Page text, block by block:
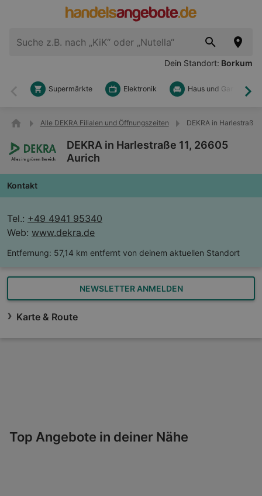
Dein Standort: Borkum
Zurück
Supermärkte Elektronik Haus und Garten
Alle DEKRA Filialen und Öffnungszeiten DEKRA in Harlestraße
DEKRA in Harlestraße 11, 26605
Aurich
Kontakt
Tel.: +49 4941 95340
Web: www.dekra.de
Entfernung: 57,14 km entfernt von deinem aktuellen Standort
NEWSLETTER ANMELDEN
Karte & Route
Top Angebote in deiner Nähe